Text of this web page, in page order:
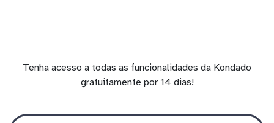
Tenha acesso a todas as funcionalidades da Kondado
gratuitamente por 14 dias!